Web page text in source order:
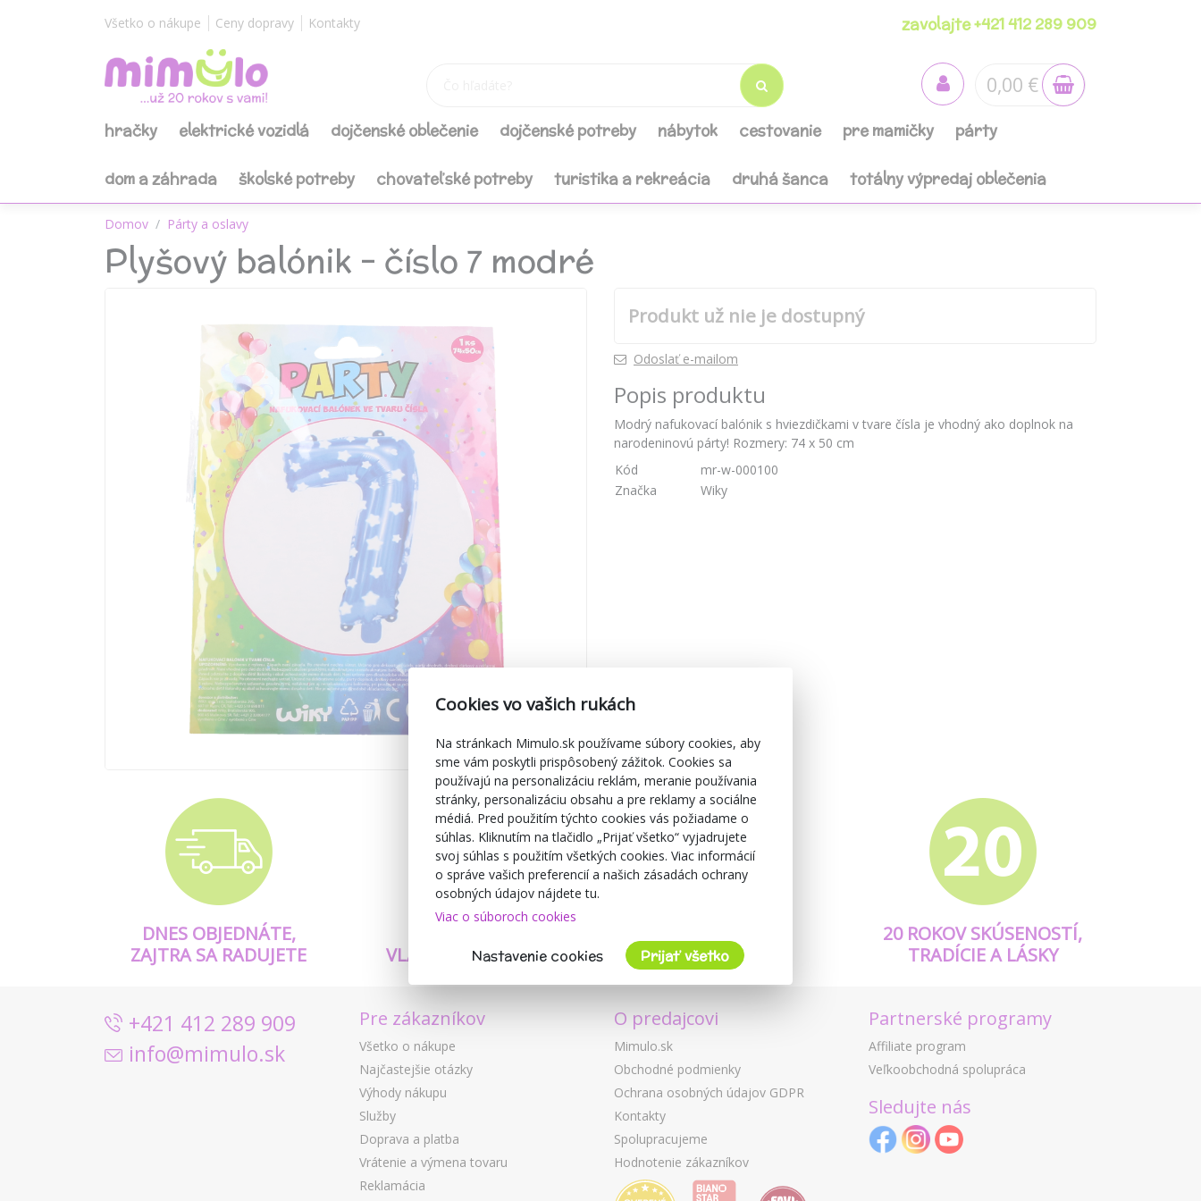
Všetko o nákupe Ceny dopravy Kontakty zavolajte +421 412 289 909
0,00 €
hračky elektrické vozidlá dojčenské oblečenie dojčenské potreby nábytok cestovanie pre mamičky párty
dom a záhrada školské potreby chovateľské potreby turistika a rekreácia druhá šanca totálny výpredaj oblečenia
Domov Párty a oslavy
Plyšový balónik - číslo 7 modré
Produkt už nie je dostupný
Odoslať e-mailom
Popis produktu
Modrý nafukovací balónik s hviezdičkami v tvare čísla je vhodný ako doplnok na
narodeninovú párty! Rozmery: 74 x 50 cm
Kód
mr-w-000100
Značka
Wiky
DNES OBJEDNÁTE,
ZAJTRA SA RADUJETE
VLASTNÉ PRODUKTY
A KVALITA
20 ROKOV SKÚSENOSTÍ,
TRADÍCIE A LÁSKY
+421 412 289 909
info@mimulo.sk
Pre zákazníkov
Všetko o nákupe
Najčastejšie otázky
Výhody nákupu
Služby
Doprava a platba
Vrátenie a výmena tovaru
Reklamácia
O predajcovi
Mimulo.sk
Obchodné podmienky
Ochrana osobných údajov GDPR
Kontakty
Spolupracujeme
Hodnotenie zákazníkov
Partnerské programy
Affiliate program
Veľkoobchodná spolupráca
Sledujte nás
Cookies vo vašich rukách
Na stránkach Mimulo.sk používame súbory cookies, aby
sme vám poskytli prispôsobený zážitok. Cookies sa
používajú na personalizáciu reklám, meranie používania
stránky, personalizáciu obsahu a pre reklamy a sociálne
médiá. Pred použitím týchto cookies vás požiadame o
súhlas. Kliknutím na tlačidlo „Prijať všetko“ vyjadrujete
svoj súhlas s použitím všetkých cookies. Viac informácií
o správe vašich preferencií a našich zásadách ochrany
osobných údajov nájdete tu.
Viac o súboroch cookies
Nastavenie cookies Prijať všetko